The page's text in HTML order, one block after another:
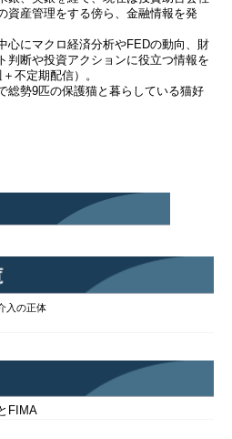
資産管理をする傍ら、金融情報を発
心にマクロ経済分析やFEDの動向、財
判断や投資アクションに役立つ情報を
不定期配信）。
総勢9匹の保護猫と暮らしている猫好
入の正体
FIMA